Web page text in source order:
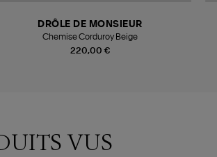
220,00 €
DRÔLE DE MONSIEUR
Chemise Corduroy Beige
VUS